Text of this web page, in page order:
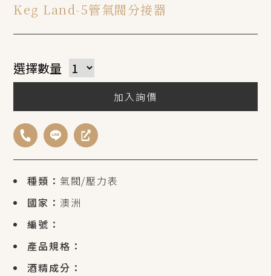
Keg Land-5管氣閥分接器
種類： 氣閥/壓力表
國家： 澳洲
編號：
產品規格：
酒精成分：
選擇數量
加入詢價